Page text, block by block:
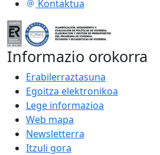
Kontaktua
Informazio orokorra
Erabilerraztasuna
Egoitza elektronikoa
Lege informazioa
Web mapa
Newsletterra
Itzuli gora